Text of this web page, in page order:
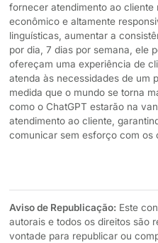
fornecer atendimento ao cliente
econômico e altamente
linguísticas, aumentar a
por dia, 7 dias por semana, ele
ofereçam uma experiência de
atenda às necessidades de um
medida que o mundo se torna
como o ChatGPT estarão na
atendimento ao cliente,
comunicar sem esforço com os
Aviso de Republicação: Este
autorais e todos os direitos são
vontade para republicar ou